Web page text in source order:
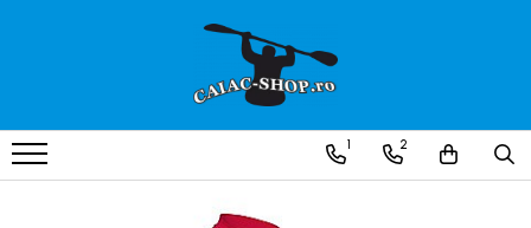
Caiace
Caiace tandem
1 2